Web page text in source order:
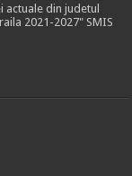
din judetul
2021-2027" SMIS